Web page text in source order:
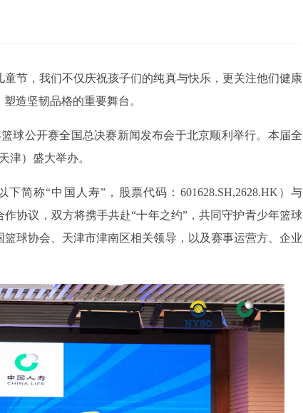
节，我们不仅庆祝孩子们的纯真与快乐，更关注他们健康
造坚韧品格的重要舞台。
球公开赛全国总决赛新闻发布会于北京顺利举行。本届全
津）盛大举办。
简称“中国人寿”，股票代码：601628.SH,2628.HK）与
协议，双方将携手共赴“十年之约”，共同守护青少年篮球
球协会、天津市津南区相关领导，以及赛事运营方、企业